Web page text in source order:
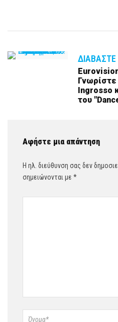
Ingrosso
του
Αφήστε μια απάντηση
Η ηλ. διεύθυνση σας δεν
σημειώνονται με *